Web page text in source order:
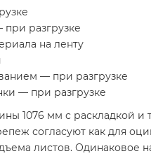
разгрузке
на ленту
— при разгрузке
— при разгрузке
1076 мм с раскладкой
согласуют как для
листов.